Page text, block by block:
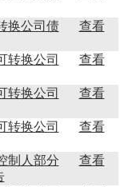
换公司债
查看
转换公司
查看
转换公司
查看
转换公司
查看
制人部分
查看